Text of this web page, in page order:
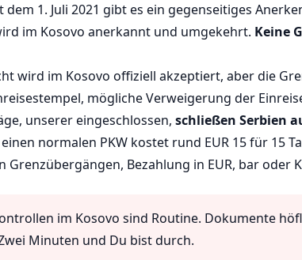
dem 1. Juli 2021 gibt es ein gegenseitiges
im Kosovo anerkannt und umgekehrt. Keine
wird im Kosovo offiziell akzeptiert, aber die
mögliche Verweigerung der
unserer eingeschlossen, schließen Serbien
normalen PKW kostet rund EUR 15 für 15
Bezahlung in EUR, bar oder
im Kosovo sind Routine. Dokumente
Minuten und Du bist durch.